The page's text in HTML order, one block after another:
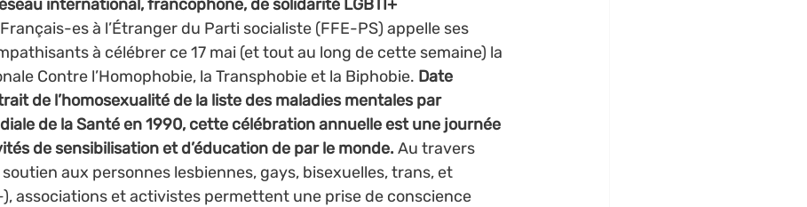
international, francophone, de solidarité LGBTI+
es à l’Étranger du Parti socialiste (FFE-PS) appelle ses
à célébrer ce 17 mai (et tout au long de cette semaine) la
Contre l’Homophobie, la Transphobie et la Biphobie. Date
de l’homosexualité de la liste des maladies mentales par
de la Santé en 1990, cette célébration annuelle est une journée
de sensibilisation et d’éducation de par le monde. Au travers
soutien aux personnes lesbiennes, gays, bisexuelles, trans, et
associations et activistes permettent une prise de conscience